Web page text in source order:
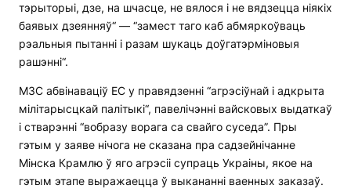
тэрыторыі, дзе, на шчасце, не вялося і не вядзецца ніякіх
баявых дзеянняў“ — “замест таго каб абмяркоўваць
рэальныя пытанні і разам шукаць доўгатэрміновыя
рашэнні“.
МЗС абвінаваціў ЕC у правядзенні “агрэсіўнай і адкрыта
мілітарысцкай палітыкі“, павелічэнні вайсковых выдаткаў
і стварэнні “вобразу ворага са свайго суседа”. Пры
гэтым у заяве нічога не сказана пра садзейнічанне
Мінска Крамлю ў яго агрэсіі супраць Украіны, якое на
гэтым этапе выражаецца ў выкананні ваенных заказаў.